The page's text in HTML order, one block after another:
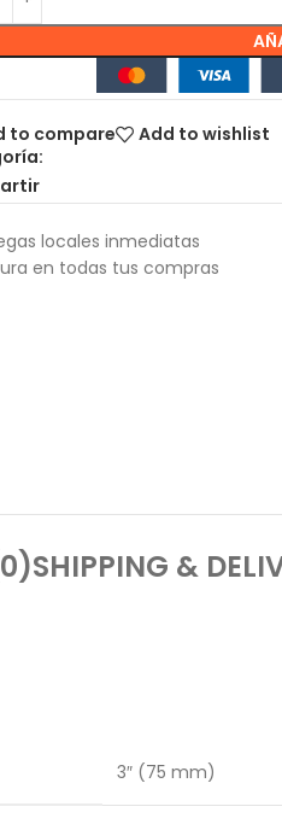
to compare
Add to wishlist
locales inmediatas
en todas tus compras
SHIPPING &
3″ (75 mm)